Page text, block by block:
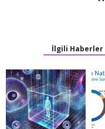
İlgili Haberler